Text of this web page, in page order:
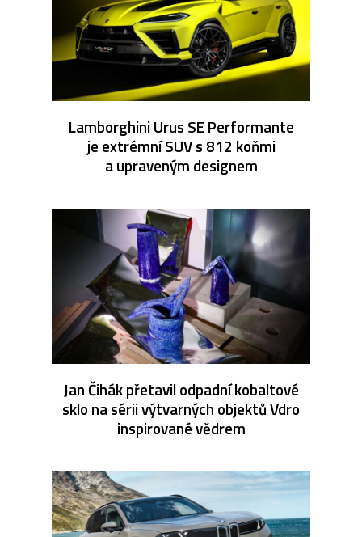
Lamborghini Urus SE Performante
je extrémní SUV s 812 koňmi
a upraveným designem
Jan Čihák přetavil odpadní kobaltové
sklo na sérii výtvarných objektů Vdro
inspirované vědrem